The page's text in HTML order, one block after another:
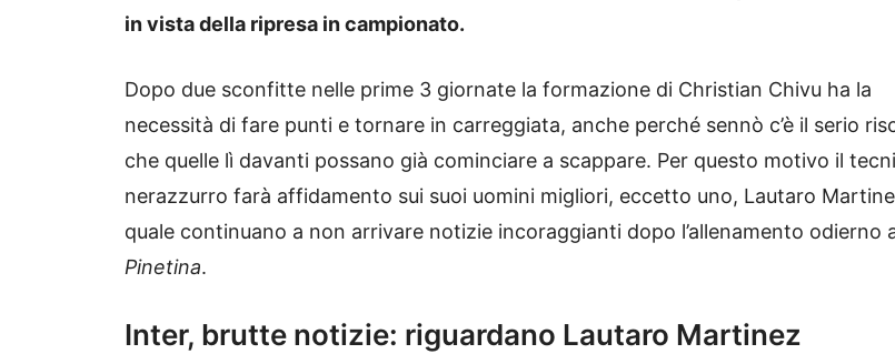
in vista della ripresa in campionato.
Dopo due sconfitte nelle prime 3 giornate la formazione di Christian Chivu ha la
necessità di fare punti e tornare in carreggiata, anche perché sennò c’è il serio
che quelle lì davanti possano già cominciare a scappare. Per questo motivo il
nerazzurro farà affidamento sui suoi uomini migliori, eccetto uno, Lautaro
quale continuano a non arrivare notizie incoraggianti dopo l’allenamento odierno
Pinetina.
Inter, brutte notizie: riguardano Lautaro Martinez